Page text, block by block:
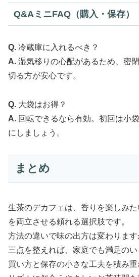
Q&AミニFAQ（購入・保存）
Q. 冷蔵庫に入れるべき？
A. 湿気移りの心配があるため、密
切る方が安心です。
Q. 大袋はお得？
A. 回転できるなら有効。初回は小
にしましょう。
まとめ
生茶のデカフェは、香りを楽しみ
を両立させる頼れる選択肢です。
方法の違いで味の出方は変わりま
三点を整えれば、家庭でも満足のい
買い方と保存の小さな工夫を積み